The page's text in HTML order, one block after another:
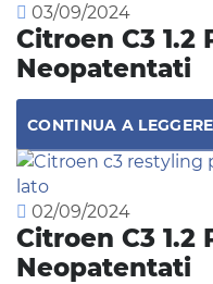
03/09/2024
Citroen C3 1.2
Neopatentati
CONTINUA A LEGGERE
02/09/2024
Citroen C3 1.2
Neopatentati